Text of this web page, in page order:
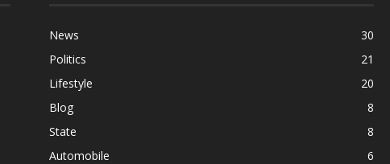
News
30
Politics
21
Lifestyle
20
Blog
8
State
8
Automobile
6